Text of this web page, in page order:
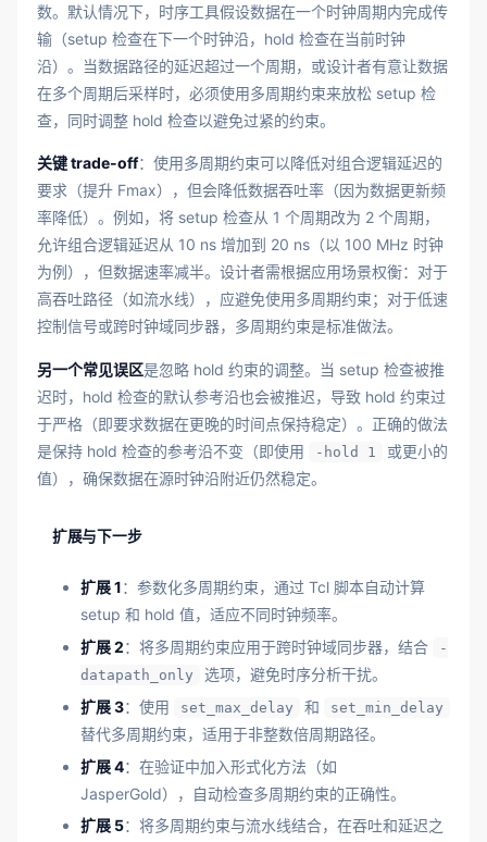
数。默认情况下，时序工具假设数据在一个时钟周期内完成传
输（setup 检查在下一个时钟沿，hold 检查在当前时钟
沿）。当数据路径的延迟超过一个周期，或设计者有意让数据
在多个周期后采样时，必须使用多周期约束来放松 setup 检
查，同时调整 hold 检查以避免过紧的约束。
关键 trade-off：使用多周期约束可以降低对组合逻辑延迟的
要求（提升 Fmax），但会降低数据吞吐率（因为数据更新频
率降低）。例如，将 setup 检查从 1 个周期改为 2 个周期，
允许组合逻辑延迟从 10 ns 增加到 20 ns（以 100 MHz 时钟
为例），但数据速率减半。设计者需根据应用场景权衡：对于
高吞吐路径（如流水线），应避免使用多周期约束；对于低速
控制信号或跨时钟域同步器，多周期约束是标准做法。
另一个常见误区是忽略 hold 约束的调整。当 setup 检查被推
迟时，hold 检查的默认参考沿也会被推迟，导致 hold 约束过
于严格（即要求数据在更晚的时间点保持稳定）。正确的做法
是保持 hold 检查的参考沿不变（即使用
-hold 1
或更小的
值），确保数据在源时钟沿附近仍然稳定。
扩展与下一步
扩展 1：参数化多周期约束，通过 Tcl 脚本自动计算
setup 和 hold 值，适应不同时钟频率。
扩展 2：将多周期约束应用于跨时钟域同步器，结合
-
datapath_only
选项，避免时序分析干扰。
扩展 3：使用 set_max_delay 和 set_min_delay
替代多周期约束，适用于非整数倍周期路径。
扩展 4：在验证中加入形式化方法（如
JasperGold），自动检查多周期约束的正确性。
扩展 5：将多周期约束与流水线结合，在吞吐和延迟之